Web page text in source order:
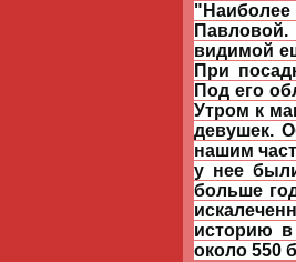
"Наиболее
видимой
При
Под его
Утром к
девушек.
нашим
у нее
больше
историю в
около 550